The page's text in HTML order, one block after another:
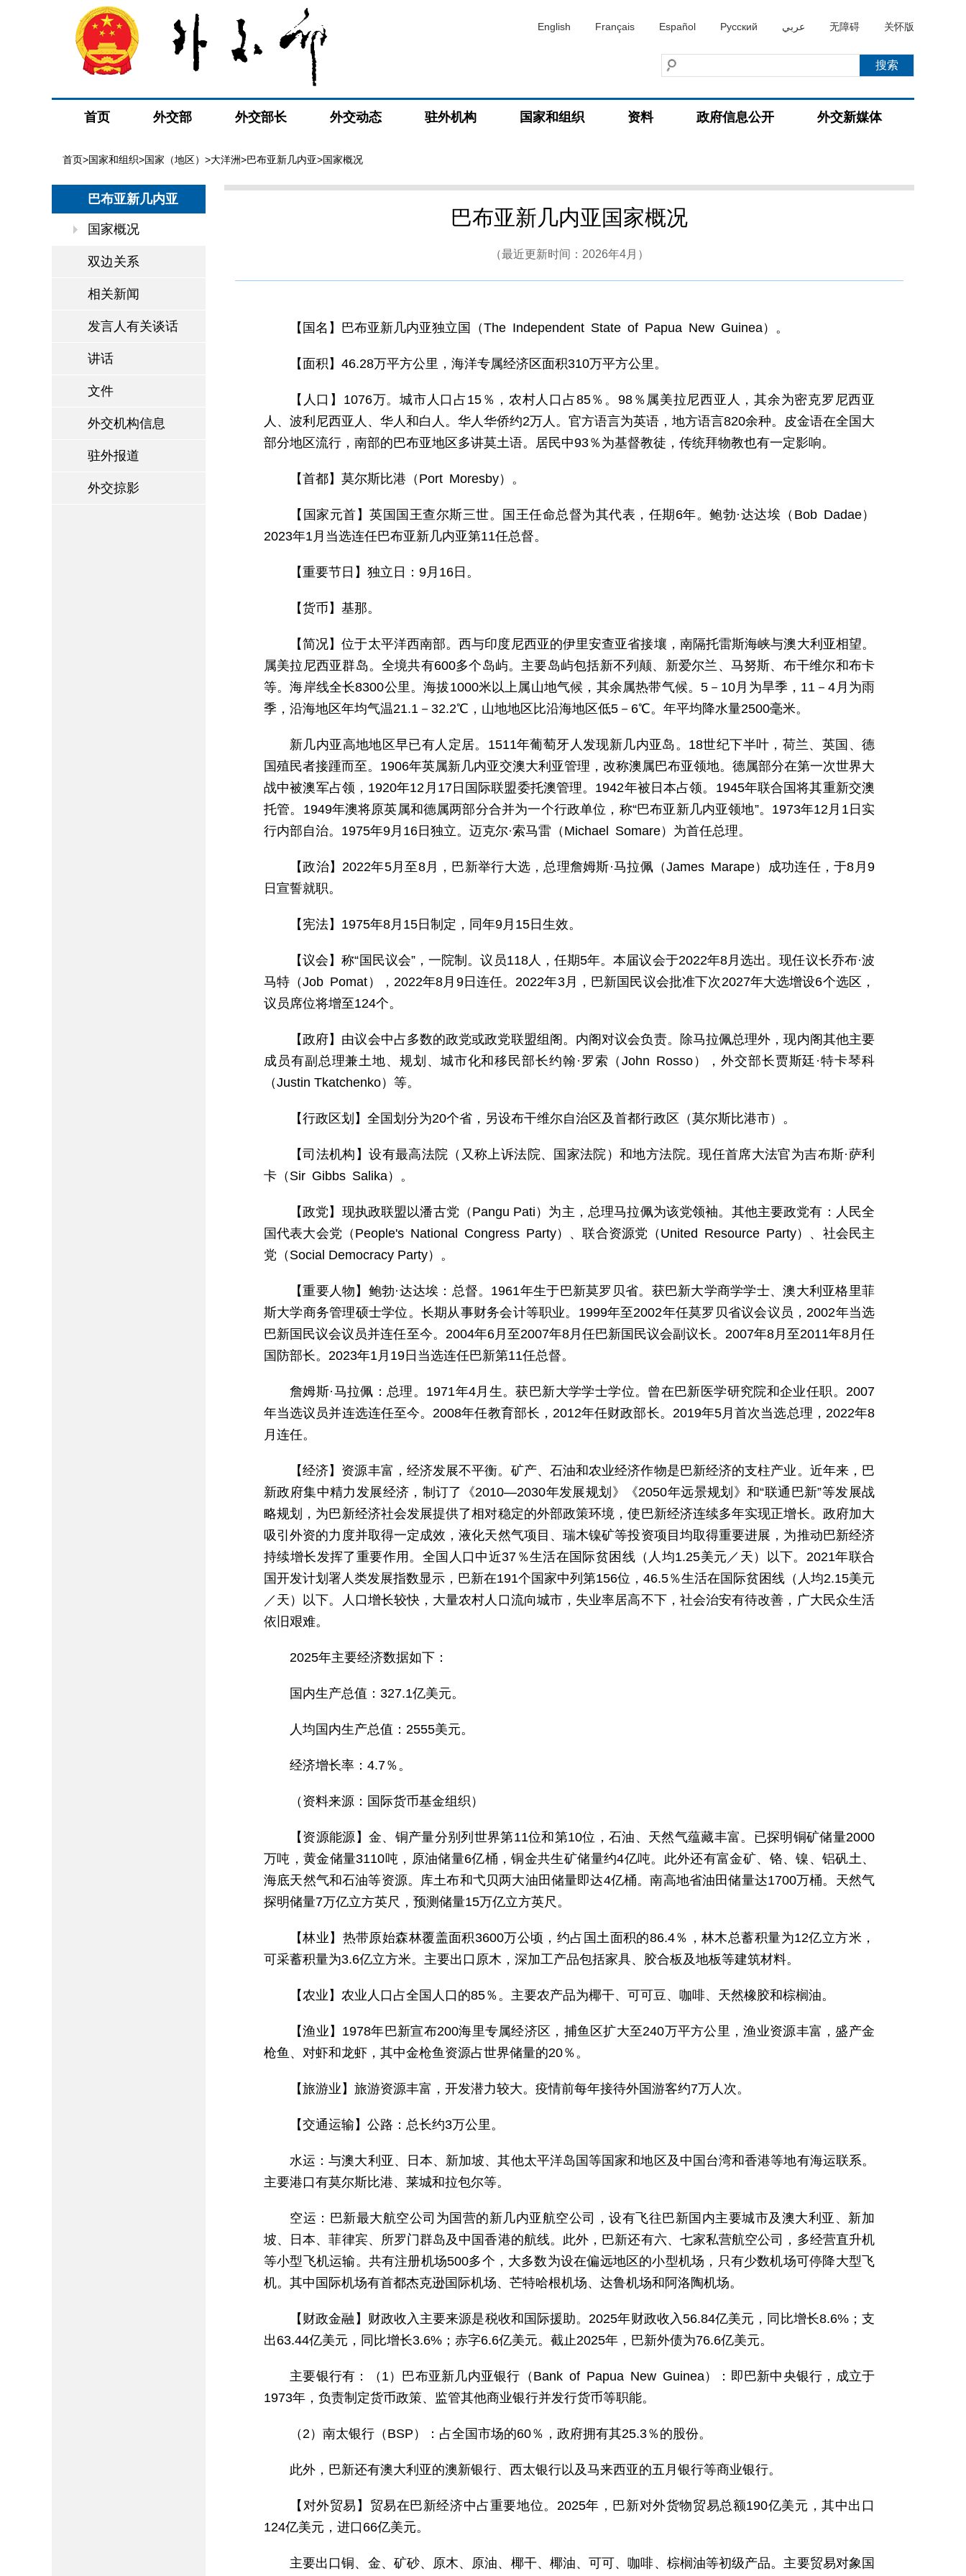
English Français Español Русский عربي 无障碍 关怀版
首页 外交部 外交部长 外交动态 驻外机构 国家和组织 资料 政府信息公开 外交新媒体
首页>国家和组织>国家（地区） >大洋洲>巴布亚新几内亚>国家概况
巴布亚新几内亚
国家概况
双边关系
相关新闻
发言人有关谈话
讲话
文件
外交机构信息
驻外报道
外交掠影
巴布亚新几内亚国家概况
（最近更新时间：2026年4月）
【国名】巴布亚新几内亚独立国（The Independent State of Papua New Guinea）。
【面积】46.28万平方公里，海洋专属经济区面积310万平方公里。
【人口】1076万。城市人口占15％，农村人口占85％。98％属美拉尼西亚人，其余为密克罗尼西亚
人、波利尼西亚人、华人和白人。华人华侨约2万人。官方语言为英语，地方语言820余种。皮金语在全国大
部分地区流行，南部的巴布亚地区多讲莫土语。居民中93％为基督教徒，传统拜物教也有一定影响。
【首都】莫尔斯比港（Port Moresby）。
【国家元首】英国国王查尔斯三世。国王任命总督为其代表，任期6年。鲍勃·达达埃（Bob Dadae）
2023年1月当选连任巴布亚新几内亚第11任总督。
【重要节日】独立日：9月16日。
【货币】基那。
【简况】位于太平洋西南部。西与印度尼西亚的伊里安查亚省接壤，南隔托雷斯海峡与澳大利亚相望。
属美拉尼西亚群岛。全境共有600多个岛屿。主要岛屿包括新不列颠、新爱尔兰、马努斯、布干维尔和布卡
等。海岸线全长8300公里。海拔1000米以上属山地气候，其余属热带气候。5－10月为旱季，11－4月为雨
季，沿海地区年均气温21.1－32.2℃，山地地区比沿海地区低5－6℃。年平均降水量2500毫米。
新几内亚高地地区早已有人定居。1511年葡萄牙人发现新几内亚岛。18世纪下半叶，荷兰、英国、德
国殖民者接踵而至。1906年英属新几内亚交澳大利亚管理，改称澳属巴布亚领地。德属部分在第一次世界大
战中被澳军占领，1920年12月17日国际联盟委托澳管理。1942年被日本占领。1945年联合国将其重新交澳
托管。1949年澳将原英属和德属两部分合并为一个行政单位，称“巴布亚新几内亚领地”。1973年12月1日实
行内部自治。1975年9月16日独立。迈克尔·索马雷（Michael Somare）为首任总理。
【政治】2022年5月至8月，巴新举行大选，总理詹姆斯·马拉佩（James Marape）成功连任，于8月9
日宣誓就职。
【宪法】1975年8月15日制定，同年9月15日生效。
【议会】称“国民议会”，一院制。议员118人，任期5年。本届议会于2022年8月选出。现任议长乔布·波
马特（Job Pomat），2022年8月9日连任。2022年3月，巴新国民议会批准下次2027年大选增设6个选区，
议员席位将增至124个。
【政府】由议会中占多数的政党或政党联盟组阁。内阁对议会负责。除马拉佩总理外，现内阁其他主要
成员有副总理兼土地、规划、城市化和移民部长约翰·罗索（John Rosso），外交部长贾斯廷·特卡琴科
（Justin Tkatchenko）等。
【行政区划】全国划分为20个省，另设布干维尔自治区及首都行政区（莫尔斯比港市）。
【司法机构】设有最高法院（又称上诉法院、国家法院）和地方法院。现任首席大法官为吉布斯·萨利
卡（Sir Gibbs Salika）。
【政党】现执政联盟以潘古党（Pangu Pati）为主，总理马拉佩为该党领袖。其他主要政党有：人民全
国代表大会党（People's National Congress Party）、联合资源党（United Resource Party）、社会民主
党（Social Democracy Party）。
【重要人物】鲍勃·达达埃：总督。1961年生于巴新莫罗贝省。获巴新大学商学学士、澳大利亚格里菲
斯大学商务管理硕士学位。长期从事财务会计等职业。1999年至2002年任莫罗贝省议会议员，2002年当选
巴新国民议会议员并连任至今。2004年6月至2007年8月任巴新国民议会副议长。2007年8月至2011年8月任
国防部长。2023年1月19日当选连任巴新第11任总督。
詹姆斯·马拉佩：总理。1971年4月生。获巴新大学学士学位。曾在巴新医学研究院和企业任职。2007
年当选议员并连选连任至今。2008年任教育部长，2012年任财政部长。2019年5月首次当选总理，2022年8
月连任。
【经济】资源丰富，经济发展不平衡。矿产、石油和农业经济作物是巴新经济的支柱产业。近年来，巴
新政府集中精力发展经济，制订了《2010—2030年发展规划》《2050年远景规划》和“联通巴新”等发展战
略规划，为巴新经济社会发展提供了相对稳定的外部政策环境，使巴新经济连续多年实现正增长。政府加大
吸引外资的力度并取得一定成效，液化天然气项目、瑞木镍矿等投资项目均取得重要进展，为推动巴新经济
持续增长发挥了重要作用。全国人口中近37％生活在国际贫困线（人均1.25美元／天）以下。2021年联合
国开发计划署人类发展指数显示，巴新在191个国家中列第156位，46.5％生活在国际贫困线（人均2.15美元
／天）以下。人口增长较快，大量农村人口流向城市，失业率居高不下，社会治安有待改善，广大民众生活
依旧艰难。
2025年主要经济数据如下：
国内生产总值：327.1亿美元。
人均国内生产总值：2555美元。
经济增长率：4.7％。
（资料来源：国际货币基金组织）
【资源能源】金、铜产量分别列世界第11位和第10位，石油、天然气蕴藏丰富。已探明铜矿储量2000
万吨，黄金储量3110吨，原油储量6亿桶，铜金共生矿储量约4亿吨。此外还有富金矿、铬、镍、铝矾土、
海底天然气和石油等资源。库土布和弋贝两大油田储量即达4亿桶。南高地省油田储量达1700万桶。天然气
探明储量7万亿立方英尺，预测储量15万亿立方英尺。
【林业】热带原始森林覆盖面积3600万公顷，约占国土面积的86.4％，林木总蓄积量为12亿立方米，
可采蓄积量为3.6亿立方米。主要出口原木，深加工产品包括家具、胶合板及地板等建筑材料。
【农业】农业人口占全国人口的85％。主要农产品为椰干、可可豆、咖啡、天然橡胶和棕榈油。
【渔业】1978年巴新宣布200海里专属经济区，捕鱼区扩大至240万平方公里，渔业资源丰富，盛产金
枪鱼、对虾和龙虾，其中金枪鱼资源占世界储量的20％。
【旅游业】旅游资源丰富，开发潜力较大。疫情前每年接待外国游客约7万人次。
【交通运输】公路：总长约3万公里。
水运：与澳大利亚、日本、新加坡、其他太平洋岛国等国家和地区及中国台湾和香港等地有海运联系。
主要港口有莫尔斯比港、莱城和拉包尔等。
空运：巴新最大航空公司为国营的新几内亚航空公司，设有飞往巴新国内主要城市及澳大利亚、新加
坡、日本、菲律宾、所罗门群岛及中国香港的航线。此外，巴新还有六、七家私营航空公司，多经营直升机
等小型飞机运输。共有注册机场500多个，大多数为设在偏远地区的小型机场，只有少数机场可停降大型飞
机。其中国际机场有首都杰克逊国际机场、芒特哈根机场、达鲁机场和阿洛陶机场。
【财政金融】财政收入主要来源是税收和国际援助。2025年财政收入56.84亿美元，同比增长8.6%；支
出63.44亿美元，同比增长3.6%；赤字6.6亿美元。截止2025年，巴新外债为76.6亿美元。
主要银行有：（1）巴布亚新几内亚银行（Bank of Papua New Guinea）：即巴新中央银行，成立于
1973年，负责制定货币政策、监管其他商业银行并发行货币等职能。
（2）南太银行（BSP）：占全国市场的60％，政府拥有其25.3％的股份。
此外，巴新还有澳大利亚的澳新银行、西太银行以及马来西亚的五月银行等商业银行。
【对外贸易】贸易在巴新经济中占重要地位。2025年，巴新对外货物贸易总额190亿美元，其中出口
124亿美元，进口66亿美元。
主要出口铜、金、矿砂、原木、原油、椰干、椰油、可可、咖啡、棕榈油等初级产品。主要贸易对象国